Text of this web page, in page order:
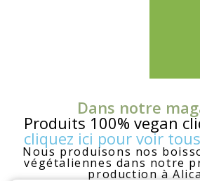
Dans notre
Produits 100% vegan
cliquez ici pour voir
Nous produisons nos
végétaliennes dans notre
production à